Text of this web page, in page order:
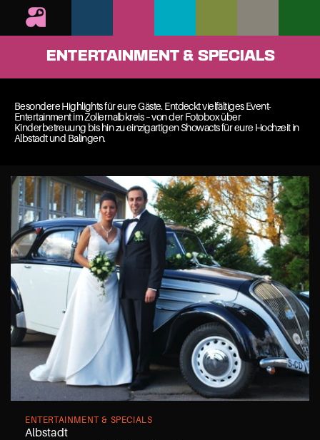
ENTERTAINMENT & SPECIALS
Besondere Highlights für eure Gäste. Entdeckt vielfältiges Event-
Entertainment im Zollernalbkreis – von der Fotobox über
Kinderbetreuung bis hin zu einzigartigen Showacts für eure Hochzeit in
Albstadt und Balingen.
ENTERTAINMENT & SPECIALS
Albstadt